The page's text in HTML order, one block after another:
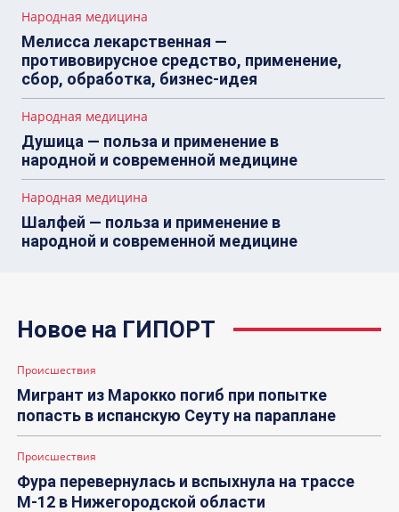
Народная медицина
Мелисса лекарственная —
противовирусное средство, применение,
сбор, обработка, бизнес-идея
Народная медицина
Душица — польза и применение в
народной и современной медицине
Народная медицина
Шалфей — польза и применение в
народной и современной медицине
Новое на ГИПОРТ
Происшествия
Мигрант из Марокко погиб при попытке
попасть в испанскую Сеуту на параплане
Происшествия
Фура перевернулась и вспыхнула на трассе
М-12 в Нижегородской области